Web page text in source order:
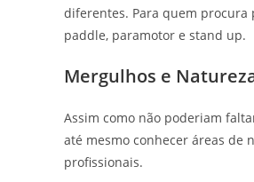
diferentes. Para quem procura
paddle, paramotor e stand up.
Mergulhos e
Assim como não poderiam
até mesmo conhecer áreas de
profissionais.